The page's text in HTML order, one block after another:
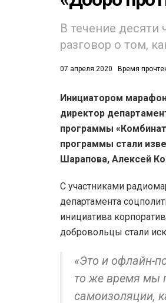
В течение
разговор о том,
07 апреля 2020 Время
Инициатором
директор
программы
программы стали
Шарапова, Алексей
С участниками
департамента
инициатива
добровольцы стали
«Это и офлайн-
то же время мы
самоизоляции,